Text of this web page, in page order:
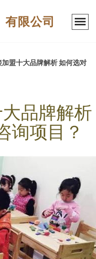
有限公司
盟十大品牌解析 如何选对
品牌解析
询项目？